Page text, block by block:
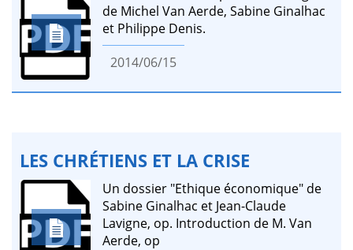
de Michel Van Aerde, Sabine Ginalhac
et Philippe Denis.
2014/06/15
LES CHRÉTIENS ET LA CRISE
Un dossier "Ethique économique" de
Sabine Ginalhac et Jean-Claude
Lavigne, op. Introduction de M. Van
Aerde, op